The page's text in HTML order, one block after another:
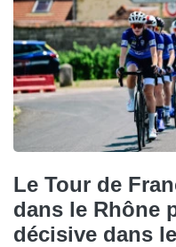
Le Tour de
dans le Rhône
décisive dans